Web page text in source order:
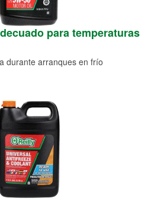
para temperaturas
durante arranques en frío